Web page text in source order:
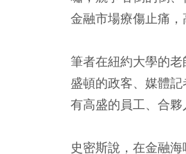
金融市場療傷止痛，
筆者在紐約大學的
盛頓的政客、媒體
有高盛的員工、合夥
史密斯說，在金融